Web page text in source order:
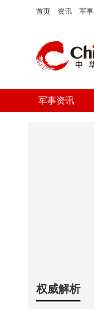
首页 资讯 军事
军事资讯
权威解析